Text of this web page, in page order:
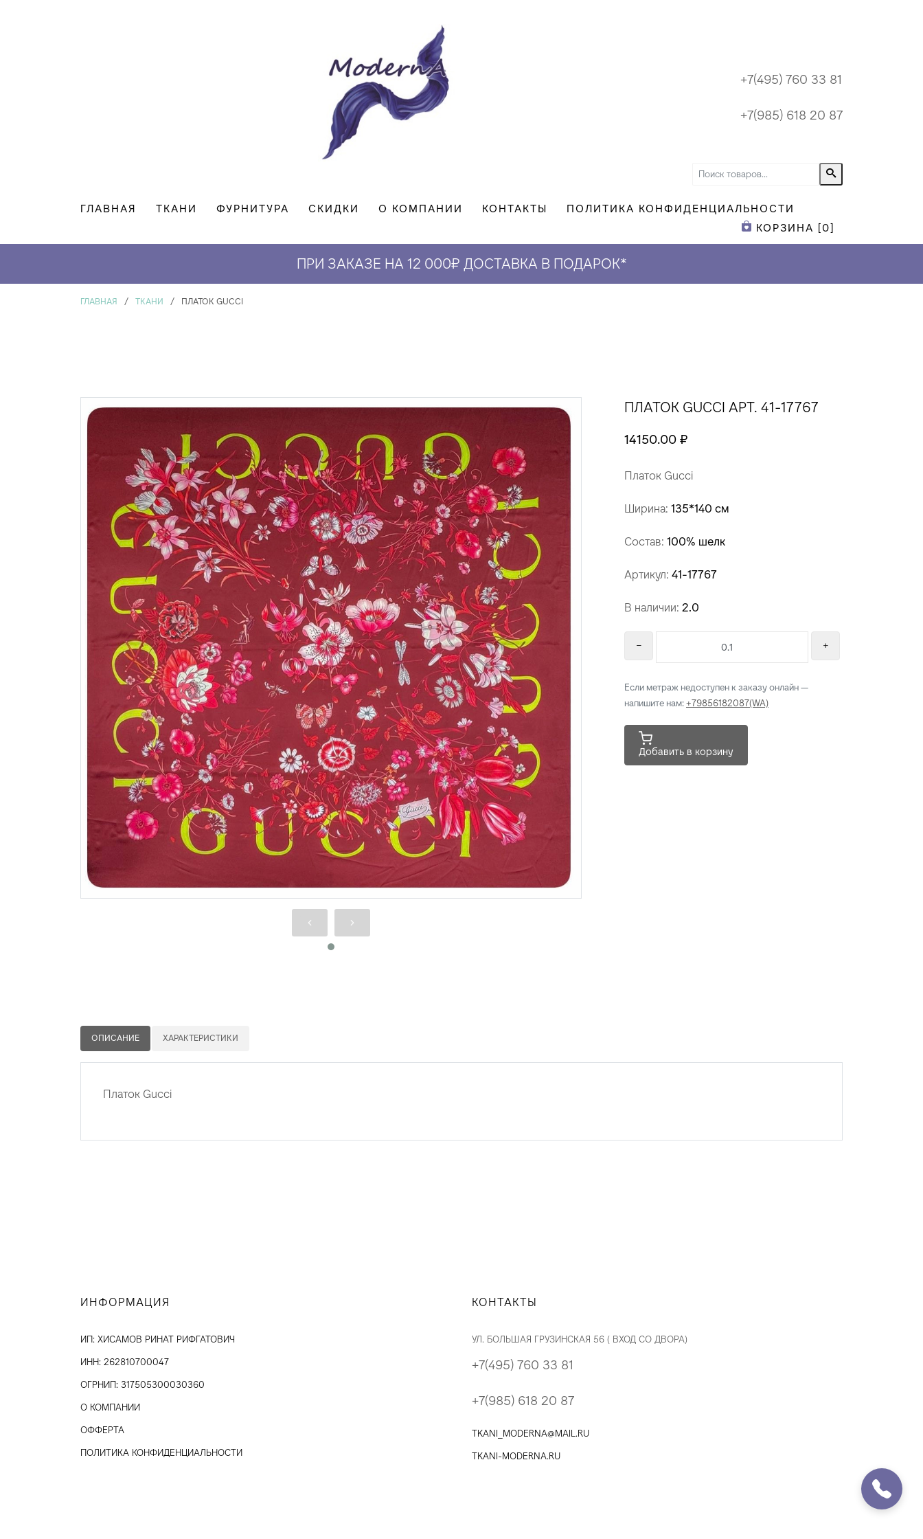
+7(495) 760 33 81
+7(985) 618 20 87
ГЛАВНАЯ ТКАНИ ФУРНИТУРА СКИДКИ О КОМПАНИИ КОНТАКТЫ
ПОЛИТИКА КОНФИДЕНЦИАЛЬНОСТИ
КОРЗИНА [0]
ПРИ ЗАКАЗЕ НА 12 000₽ ДОСТАВКА В ПОДАРОК*
СКИДКА 5% НА ПЕРВЫЙ ЗАКАЗ*
ГЛАВНАЯ / ТКАНИ / ПЛАТОК GUCCI
ПЛАТОК GUCCI АРТ. 41-17767
14150.00 ₽
Платок Gucci
Ширина: 135*140 см
Состав: 100% шелк
Артикул: 41-17767
В наличии: 2.0
Если метраж недоступен к заказу онлайн —
напишите нам:+79856182087(WA)
Добавить в корзину
ОПИСАНИЕ ХАРАКТЕРИСТИКИ
Платок Gucci
ИНФОРМАЦИЯ
ИП: ХИСАМОВ РИНАТ РИФГАТОВИЧ
ИНН: 262810700047
ОГРНИП: 317505300030360
О КОМПАНИИ
ОФФЕРТА
ПОЛИТИКА КОНФИДЕНЦИАЛЬНОСТИ
КОНТАКТЫ
УЛ. БОЛЬШАЯ ГРУЗИНСКАЯ 56 ( ВХОД СО ДВОРА)
+7(495) 760 33 81
+7(985) 618 20 87
TKANI_MODERNA@MAIL.RU
TKANI-MODERNA.RU